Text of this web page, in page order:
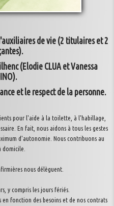
de vie (2 titulaires et 2
(Elodie CLUA et Vanessa
et le respect de la personne.
pour l'aide à la toilette, à l'habillage,
En fait, nous aidons à tous les gestes
d'autonomie. Nous contribuons au
domicile.
nous délèguent.
y compris les jours fériés.
en fonction des besoins et de nos contrats